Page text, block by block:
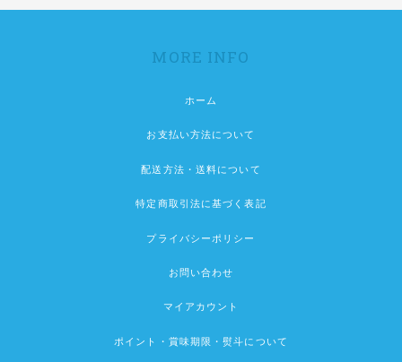
MORE INFO
ホーム
お支払い方法について
配送方法・送料について
特定商取引法に基づく表記
プライバシーポリシー
お問い合わせ
マイアカウント
ポイント・賞味期限・熨斗について